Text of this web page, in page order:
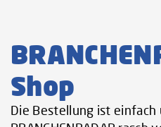
Shop
Die Bestellung ist einfach